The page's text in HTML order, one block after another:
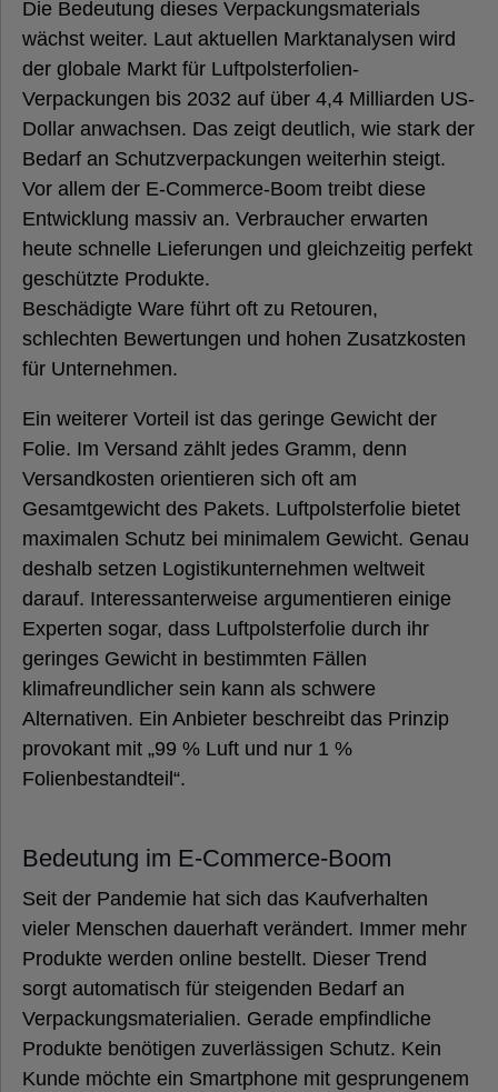
Die Bedeutung dieses Verpackungsmaterials
wächst weiter. Laut aktuellen Marktanalysen wird
der globale Markt für Luftpolsterfolien-
Verpackungen bis 2032 auf über 4,4 Milliarden US-
Dollar anwachsen. Das zeigt deutlich, wie stark der
Bedarf an Schutzverpackungen weiterhin steigt.
Vor allem der E-Commerce-Boom treibt diese
Entwicklung massiv an. Verbraucher erwarten
heute schnelle Lieferungen und gleichzeitig perfekt
geschützte Produkte.
Beschädigte Ware führt oft zu Retouren,
schlechten Bewertungen und hohen Zusatzkosten
für Unternehmen.
Ein weiterer Vorteil ist das geringe Gewicht der
Folie. Im Versand zählt jedes Gramm, denn
Versandkosten orientieren sich oft am
Gesamtgewicht des Pakets. Luftpolsterfolie bietet
maximalen Schutz bei minimalem Gewicht. Genau
deshalb setzen Logistikunternehmen weltweit
darauf. Interessanterweise argumentieren einige
Experten sogar, dass Luftpolsterfolie durch ihr
geringes Gewicht in bestimmten Fällen
klimafreundlicher sein kann als schwere
Alternativen. Ein Anbieter beschreibt das Prinzip
provokant mit „99 % Luft und nur 1 %
Folienbestandteil“.
Bedeutung im E-Commerce-Boom
Seit der Pandemie hat sich das Kaufverhalten
vieler Menschen dauerhaft verändert. Immer mehr
Produkte werden online bestellt. Dieser Trend
sorgt automatisch für steigenden Bedarf an
Verpackungsmaterialien. Gerade empfindliche
Produkte benötigen zuverlässigen Schutz. Kein
Kunde möchte ein Smartphone mit gesprungenem